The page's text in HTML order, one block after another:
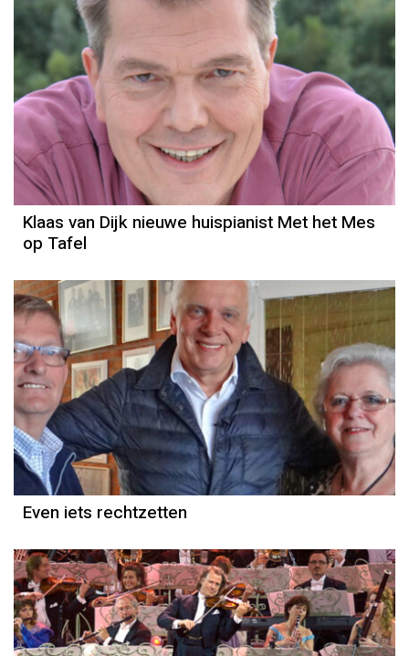
Klaas van Dijk nieuwe huispianist Met het Mes
op Tafel
Column
Jan Slagter
Even iets rechtzetten